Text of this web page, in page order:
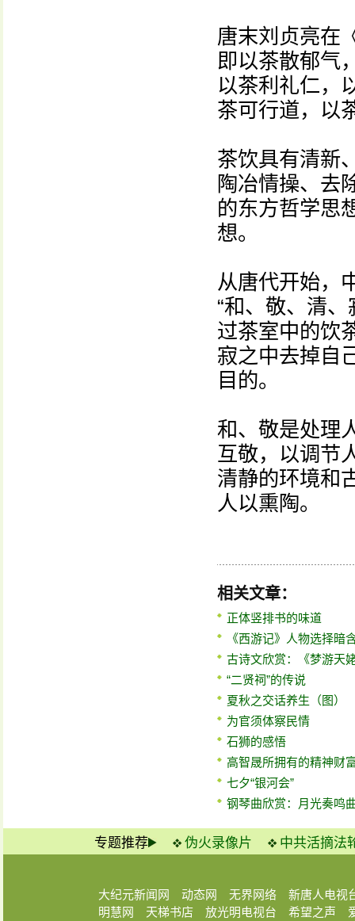
唐末刘贞亮在
即以茶散郁气
以茶利礼仁，
茶可行道，以
茶饮具有清新
陶冶情操、去
的东方哲学思
想。
从唐代开始，
“和、敬、清
过茶室中的饮
寂之中去掉自
目的。
和、敬是处理
互敬，以调节
清静的环境和
人以熏陶。
相关文章：
正体竖排书的味道
《西游记》人物选择暗
古诗文欣赏：《梦游天
“二贤祠”的传说
夏秋之交话养生（图）
为官须体察民情
石狮的感悟
高智晟所拥有的精神财
七夕“银河会”
钢琴曲欣赏：月光奏鸣
专题推荐 伪火录像片 中共活摘法
大纪元新闻网 动态网 无界网络
新唐人电视
明慧网
天梯书店 放光明电视台 希望之声